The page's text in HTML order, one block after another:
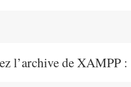
l’archive de XAMPP :